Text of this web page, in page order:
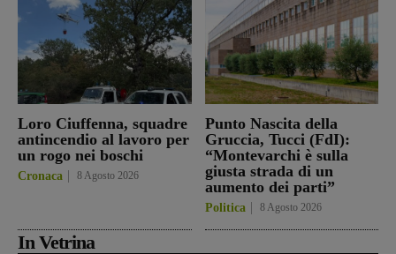
Loro Ciuffenna, squadre
antincendio al lavoro per
un rogo nei boschi
Cronaca 8 Agosto 2026
Punto Nascita della
Gruccia, Tucci (FdI):
“Montevarchi è sulla
giusta strada di un
aumento dei parti”
Politica 8 Agosto 2026
In Vetrina